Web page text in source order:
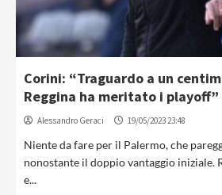
Corini: “Traguardo a un
Reggina ha meritato i playoff”
Alessandro Geraci 19/05/2023 23:48
Niente da fare per il Palermo, che
nonostante il doppio vantaggio iniziale.
e...